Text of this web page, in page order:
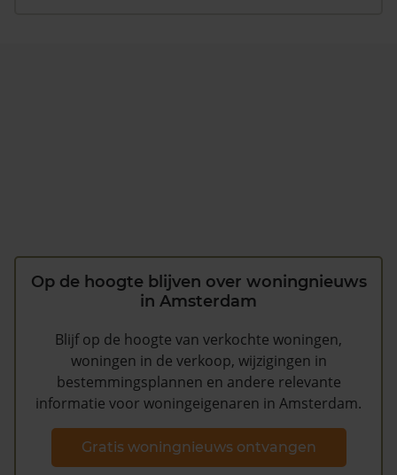
Op de hoogte blijven over woningnieuws
in Amsterdam
Blijf op de hoogte van verkochte woningen,
woningen in de verkoop, wijzigingen in
bestemmingsplannen en andere relevante
informatie voor woningeigenaren in Amsterdam.
Gratis woningnieuws ontvangen